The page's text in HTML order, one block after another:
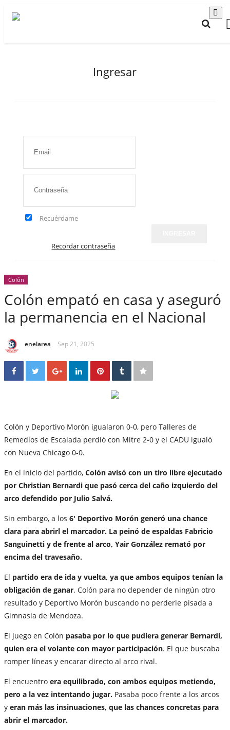
Ingresar
Recuérdame
Recordar contraseña
Colón
Colón empató en casa y aseguró
la permanencia en el Nacional
enelarea Sep 21, 2025
Colón y Deportivo Morón igualaron 0-0, pero Talleres de
Remedios de Escalada perdió con Mitre 2-0 y el CADU igualó
con Nueva Chicago 0-0.
En el inicio del partido, Colón avisó con un tiro libre ejecutado
por Christian Bernardi que pasó cerca del caño izquierdo del
arco defendido por Julio Salvá.
Sin embargo, a los 6' Deportivo Morón generó una chance
clara para abrirl el marcador. La peinó de espaldas Fabricio
Sanguinetti y de frente al arco, Yair González remató por
encima del travesaño.
El partido era de ida y vuelta, ya que ambos equipos tenían la
obligación de ganar. Colón para no depender de ningún otro
resultado y Deportivo Morón buscando no perderle pisada a
Gimnasia de Mendoza.
El juego en Colón pasaba por lo que pudiera generar Bernardi,
quien era el volante con mayor participación. El que buscaba
romper líneas y encarar directo al arco rival.
El encuentro era equilibrado, con ambos equipos metiendo,
pero a la vez intentando jugar. Pasaba poco frente a los arcos
y eran más las insinuaciones, que las chances concretas para
abrir el marcador.